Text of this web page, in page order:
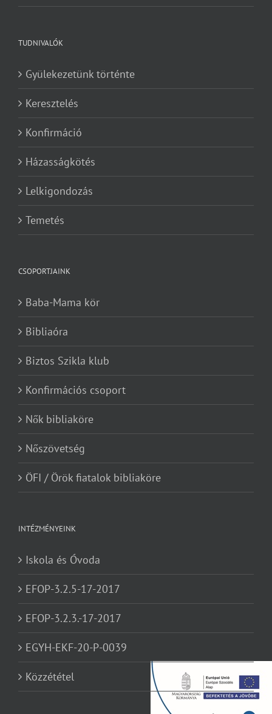
TUDNIVALÓK
Gyülekezetünk történte
Keresztelés
Konfirmáció
Házasságkötés
Lelkigondozás
Temetés
CSOPORTJAINK
Baba-Mama kör
Bibliaóra
Biztos Szikla klub
Konfirmációs csoport
Nők bibliaköre
Nőszövetség
ÖFI / Örök fiatalok bibliaköre
INTÉZMÉNYEINK
Iskola és Óvoda
EFOP-3.2.5-17-2017
EFOP-3.2.3.-17-2017
EGYH-EKF-20-P-0039
Közzététel